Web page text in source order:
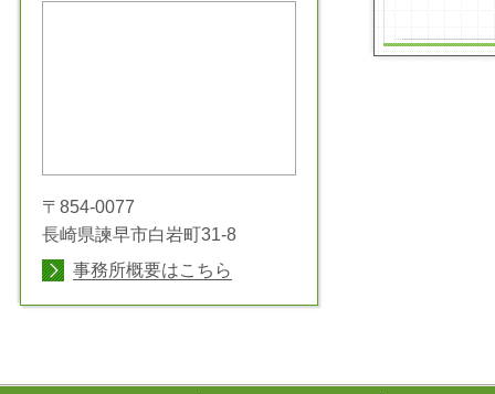
〒854-0077
長崎県諫早市白岩町31-8
事務所概要はこちら